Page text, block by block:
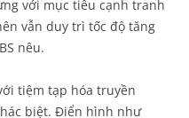
với mục tiêu cạnh tranh
vẫn duy trì tốc độ tăng
nêu.
tiệm tạp hóa truyền
biệt. Điển hình như